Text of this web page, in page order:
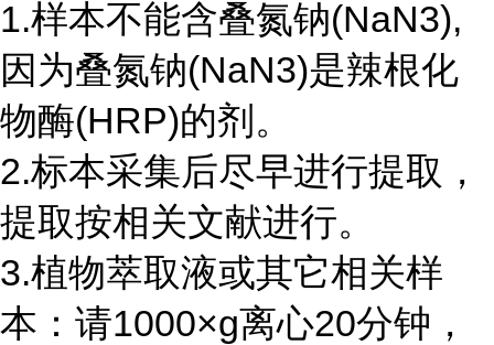
1.样本不能含叠氮钠(NaN3),
因为叠氮钠(NaN3)是辣根化
物酶(HRP)的剂。
2.标本采集后尽早进行提取，
提取按相关文献进行。
3.植物萃取液或其它相关样
本：请1000×g离心20分钟，